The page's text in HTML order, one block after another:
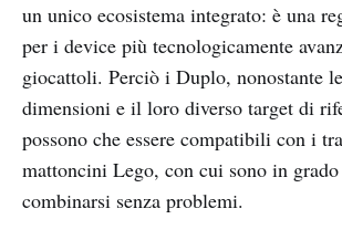
un unico ecosistema integrato: è una
per i device più tecnologicamente
giocattoli. Perciò i Duplo, nonostante
dimensioni e il loro diverso target di
possono che essere compatibili con i
mattoncini Lego, con cui sono in
combinarsi senza problemi.